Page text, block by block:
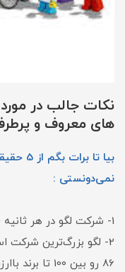
های معروف و
نمی‌دونستی :
1- شرکت لگو در هر ثانیه 10000 قطعه می‌سازه!
2- لگو بزرگ‌ترین شرکت
86 رو بین 100 تا برند باارزش جهان داره!